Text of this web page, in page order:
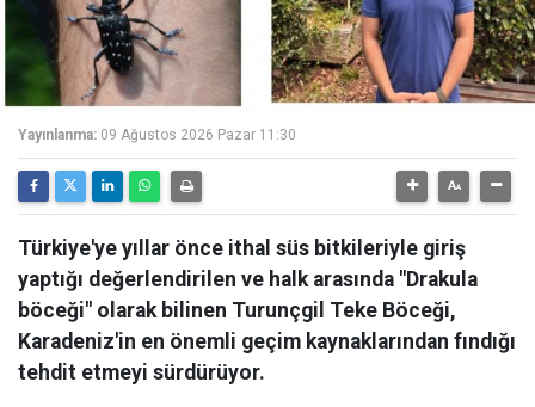
Yayınlanma: 09 Ağustos 2026 Pazar 11:30
Türkiye'ye yıllar önce ithal süs bitkileriyle giriş
yaptığı değerlendirilen ve halk arasında "Drakula
böceği" olarak bilinen Turunçgil Teke Böceği,
Karadeniz'in en önemli geçim kaynaklarından fındığı
tehdit etmeyi sürdürüyor.